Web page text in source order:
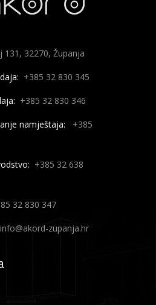
131, 32270, Županja
+385 32 830 345
+385 32 830 346
namještaja:
+385
+385 32 638
32 830 347
info@akord-zupanja.hr